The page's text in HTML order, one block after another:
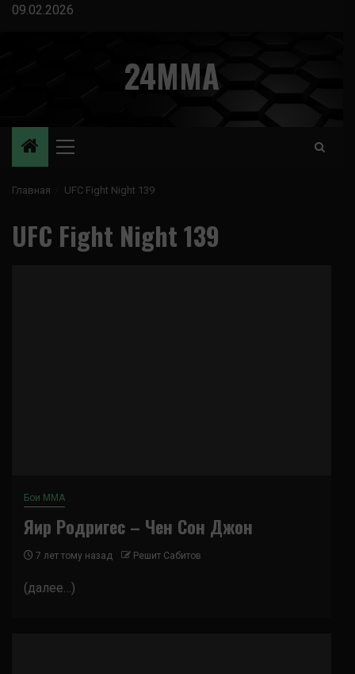
Перейти
09.02.2026
24MMA
Основное
Главная UFC Fight Night 139
UFC Fight Night 139
Бои ММА
Яир Родригес – Чен Сон Джон
7 лет тому назад Решит Сабитов
(далее…)